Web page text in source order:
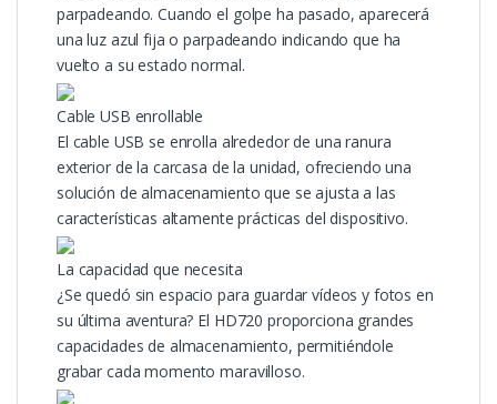
parpadeando. Cuando el golpe ha pasado, aparecerá
una luz azul fija o parpadeando indicando que ha
vuelto a su estado normal.
Cable USB enrollable
El cable USB se enrolla alrededor de una ranura
exterior de la carcasa de la unidad, ofreciendo una
solución de almacenamiento que se ajusta a las
características altamente prácticas del dispositivo.
La capacidad que necesita
¿Se quedó sin espacio para guardar vídeos y fotos en
su última aventura? El HD720 proporciona grandes
capacidades de almacenamiento, permitiéndole
grabar cada momento maravilloso.